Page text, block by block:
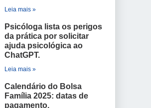
Leia mais »
Psicóloga lista os perigos
da prática por solicitar
ajuda psicológica ao
ChatGPT.
Leia mais »
Calendário do Bolsa
Família 2025: datas de
pagamento.